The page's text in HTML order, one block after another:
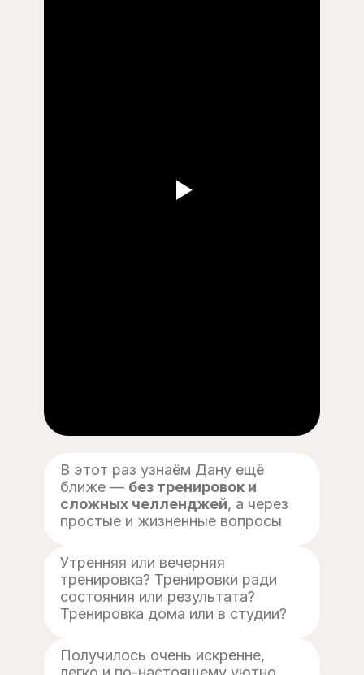
В этот раз узнаём Дану ещё
ближе — без тренировок и
сложных челленджей, а через
простые и жизненные вопросы
Утренняя или вечерняя
тренировка? Тренировки ради
состояния или результата?
Тренировка дома или в студии?
Получилось очень искренне,